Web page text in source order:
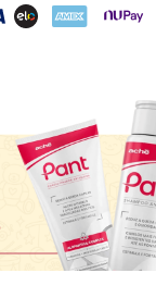
ELO AMEX NuPay
Destaque